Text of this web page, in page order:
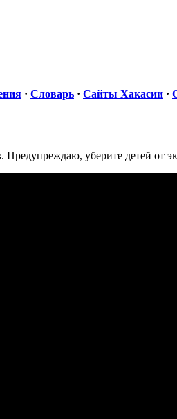
· Словарь · Сайты Хакасии ·
Предупреждаю, уберите детей от